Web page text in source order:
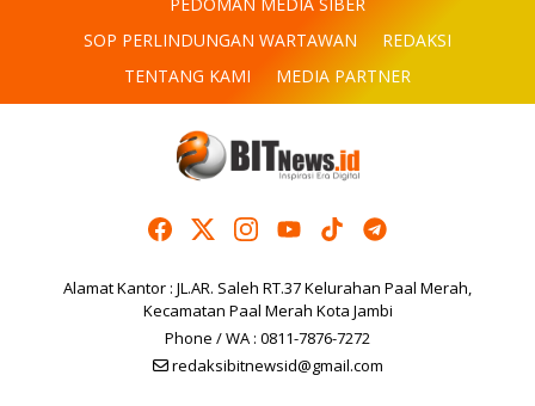
SOP PERLINDUNGAN WARTAWAN
REDAKSI
TENTANG KAMI
MEDIA PARTNER
Alamat Kantor : JL.AR. Saleh RT.37 Kelurahan Paal Merah,
Kecamatan Paal Merah Kota Jambi
Phone / WA : 0811-7876-7272
redaksibitnewsid@gmail.com